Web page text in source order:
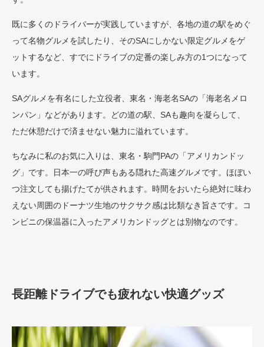
既に多くのドライバーが実践していますが、各地の道の駅をめぐ
って名物グルメを試したり、そのSAにしかない限定グルメをゲ
ットするなど、すでにドライブの定番の楽しみ方の1つになって
います。
SAグルメを有名にした立役者、東名・海老名SAの「海老名メロ
ンパン」などがあります。どの道の駅、SAも趣向を凝らして、
ただ休憩だけで済ませない魅力に溢れています。
ちなみに私のお気に入りは、東名・駒門PAの「アメリカンドッ
グ」です。日本一の呼び声もある隠れた高速グルメです。ほぼい
つ注文しても揚げたてが供されます。時間をおいたら絶対に味わ
えない周囲のドーナツ生地のサクサク感は比類なき旨さです。コ
ンビニの保温器に入ったアメリカンドッグとは別物なのです。
長距離ドライブでも疲れない快適グッズ